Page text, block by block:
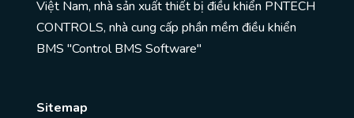
Việt Nam, nhà sản xuất thiết bị điều khiển PNTECH
CONTROLS, nhà cung cấp phần mềm điều khiển
BMS "Control BMS Software"
Sitemap